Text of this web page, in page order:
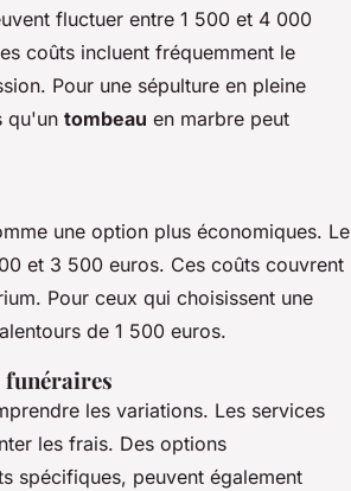
fluctuer entre 1 500 et 4 000
coûts incluent fréquemment le
Pour une sépulture en pleine
qu'un tombeau en marbre peut
une option plus économiques. Le
et 3 500 euros. Ces coûts couvrent
Pour ceux qui choisissent une
de 1 500 euros.
funéraires
les variations. Les services
les frais. Des options
spécifiques, peuvent également